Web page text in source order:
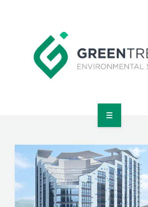
ТАНИЛЦУУЛГА
ҮЙЛЧИЛГЭЭ
ТӨСӨЛ